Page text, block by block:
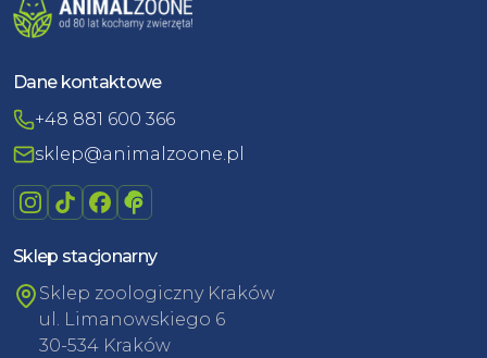
Dane kontaktowe
+48 881 600 366
sklep@animalzoone.pl
Sklep stacjonarny
Sklep zoologiczny Kraków
ul. Limanowskiego 6
30-534 Kraków